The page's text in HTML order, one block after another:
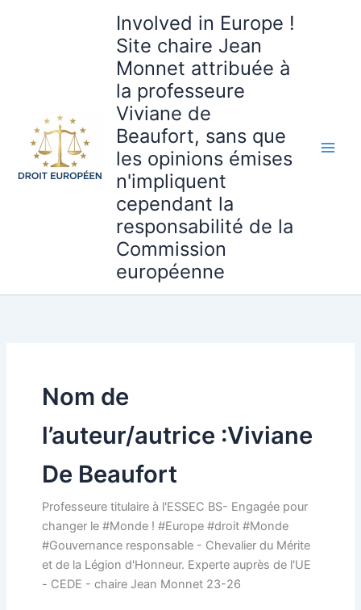
Involved in Europe !
Site chaire Jean
Monnet attribuée à
la professeure
Viviane de
Beaufort, sans que
les opinions émises
n'impliquent
cependant la
responsabilité de la
Commission
européenne
Nom de
l’auteur/autrice :Viviane
De Beaufort
Professeure titulaire à l'ESSEC BS- Engagée pour
changer le #Monde ! #Europe #droit #Monde
#Gouvernance responsable - Chevalier du Mérite
et de la Légion d'Honneur. Experte auprès de l'UE
- CEDE - chaire Jean Monnet 23-26